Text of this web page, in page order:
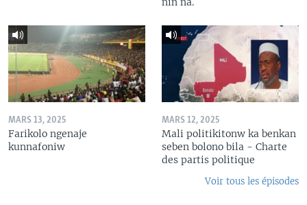
MARS 13, 2025
Farikolo ngenaje
kunnafoniw
MARS 12, 2025
Mali politikitonw ka benkan
seben bolono bila - Charte
des partis politique
Voir tous les épisodes